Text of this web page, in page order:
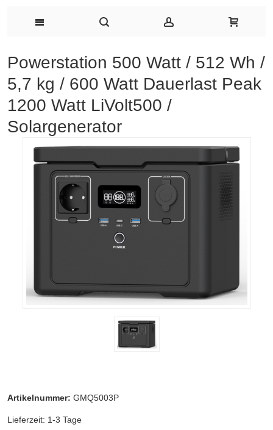
Powerstation 500 Watt / 512 Wh /
5,7 kg / 600 Watt Dauerlast Peak
1200 Watt LiVolt500 /
Solargenerator
Artikelnummer: GMQ5003P
Lieferzeit: 1-3 Tage